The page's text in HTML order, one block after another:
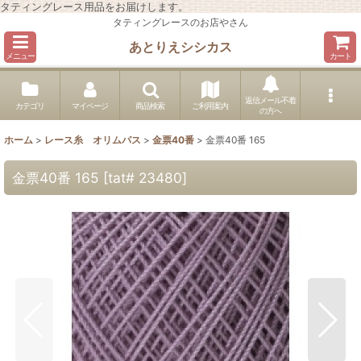
タティングレース用品をお届けします。
タティングレースのお店やさん
メニュー
あとりえシシカス
カート
カテゴリ マイページ 商品検索 ご利用案内
返信メール不着
の方へ
ホーム > レース糸 オリムパス > 金票40番 > 金票40番 165
金票40番 165 [tat# 23480]